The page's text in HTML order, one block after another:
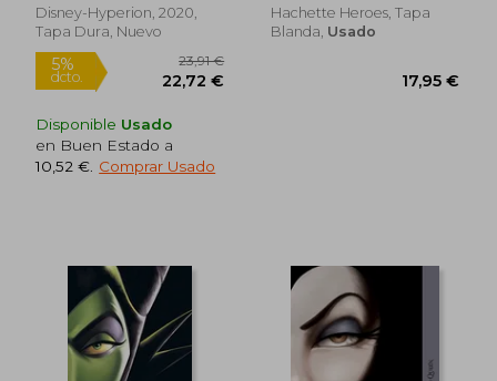
dcto. dcto.
Disney-Hyperion, 2020,
Tapa Dura, Nuevo
Disponible Usado
en Buen Estado a
10,52 € Comprar Usado
Hachette Heroes, Tapa
Blanda, Usado